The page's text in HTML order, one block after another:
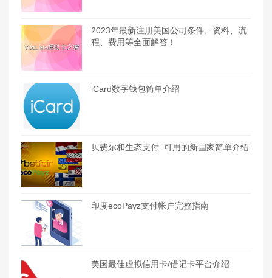
2023年最新注册美国公司条件、资料、流
程、费用等全面解答！
iCard数字钱包简单介绍
贝费尔和生态支付–可用的新国家简单介绍
印度ecoPayz支付帐户完整指南
美国最佳虚拟信用卡/借记卡平台介绍